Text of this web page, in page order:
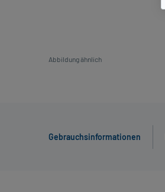
Abbildung ähnlich
Gebrauchsinformationen